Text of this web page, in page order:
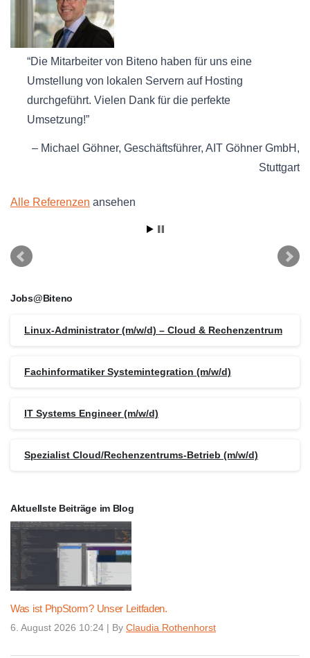
Die Mitarbeiter von Biteno haben für uns eine
Umstellung von lokalen Servern auf Hosting
durchgeführt. Vielen Dank für die perfekte
Umsetzung!
Michael Göhner Geschäftsführer AIT Göhner GmbH
Stuttgart
Alle Referenzen ansehen
Jobs@Biteno
Linux-Administrator (m/w/d) – Cloud & Rechenzentrum
Fachinformatiker Systemintegration (m/w/d)
IT Systems Engineer (m/w/d)
Spezialist Cloud/Rechenzentrums-Betrieb (m/w/d)
Aktuellste Beiträge im Blog
Was ist PhpStorm? Unser Leitfaden.
6. August 2026 10:24 | By Claudia Rothenhorst